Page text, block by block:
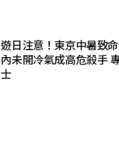
遊日注意！東京中暑致
內未開冷氣成高危殺手
士